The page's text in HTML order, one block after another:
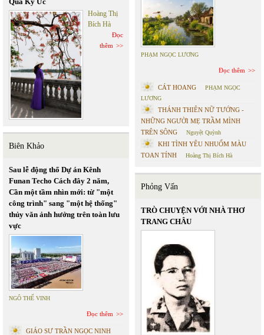
Hoàng Thị
Bích Hà
Đọc
thêm
Biên Khảo
Sau lễ động thổ Dự án Kênh
Funan Techo Cách đây 2 năm,
Cần một tầm nhìn mới: từ "một
công trình" sang "một hệ thống"
thủy văn ảnh hưởng trên toàn lưu
vực
NGÔ THẾ VINH
Đọc thêm
GIÁO SƯ TRẦN NGỌC NINH
PHẠM NGỌC LƯƠNG
Đọc thêm
CÁT HOANG
PHẠM NGỌC
LƯƠNG
THÁNH THIÊN NỮ TƯỚNG -
NHỮNG NGƯỜI MẸ TRẦM MÌNH
TRÊN SÔNG
Nguyệt Quỳnh
KHI TÌNH YÊU NHUỐM MÀU
TOAN TÍNH
Hoàng Thị Bích Hà
Phỏng Vấn
TRÒ CHUYỆN VỚI NHÀ THƠ
TRANG CHÂU